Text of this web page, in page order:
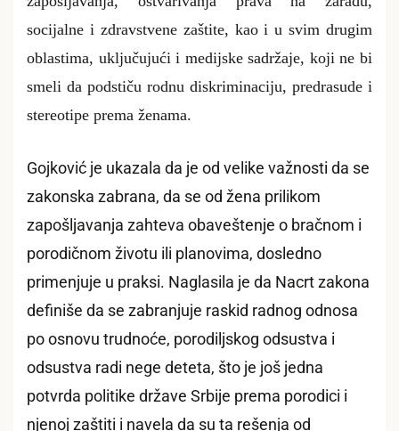
socijalne i zdravstvene zaštite, kao i u svim drugim
oblastima, uključujući i medijske sadržaje, koji ne bi
smeli da podstiču rodnu diskriminaciju, predrasude i
stereotipe prema ženama.
Gojković je ukazala da je od velike važnosti da se
zakonska zabrana, da se od žena prilikom
zapošljavanja zahteva obaveštenje o bračnom i
porodičnom životu ili planovima, dosledno
primenjuje u praksi. Naglasila je da Nacrt zakona
definiše da se zabranjuje raskid radnog odnosa
po osnovu trudnoće, porodiljskog odsustva i
odsustva radi nege deteta, što je još jedna
potvrda politike države Srbije prema porodici i
njenoj zaštiti i navela da su ta rešenja od